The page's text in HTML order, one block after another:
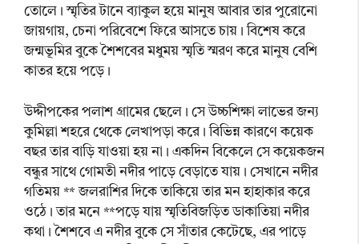
তোলে। স্মৃতির টানে ব্যাকুল হয়ে মানুষ আবার তার পুরোনো
জায়গায়, চেনা পরিবেশে ফিরে আসতে চায়। বিশেষ করে
জন্মভূমির বুকে শৈশবের মধুময় স্মৃতি স্মরণ করে মানুষ বেশি
কাতর হয়ে পড়ে।
উদ্দীপকের পলাশ গ্রামের ছেলে। সে উচ্চশিক্ষা লাভের জন্য
কুমিল্লা শহরে থেকে লেখাপড়া করে। বিভিন্ন কারণে কয়েক
বছর তার বাড়ি যাওয়া হয় না। একদিন বিকেলে সে কয়েকজন
বন্ধুর সাথে গোমতী নদীর পাড়ে বেড়াতে যায়। সেখানে নদীর
গতিময় ** জলরাশির দিকে তাকিয়ে তার মন হাহাকার করে
ওঠে। তার মনে **পড়ে যায় স্মৃতিবিজড়িত ডাকাতিয়া নদীর
কথা। শৈশবে এ নদীর বুকে সে সাঁতার কেটেছে, এর পাড়ে